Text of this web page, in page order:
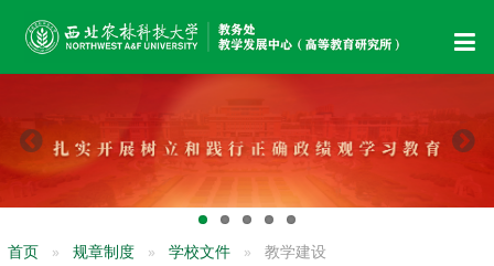
首页 规章制度 学校文件 教学建设